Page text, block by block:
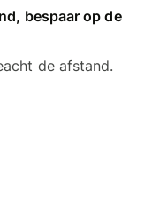
bespaar op de
de afstand.